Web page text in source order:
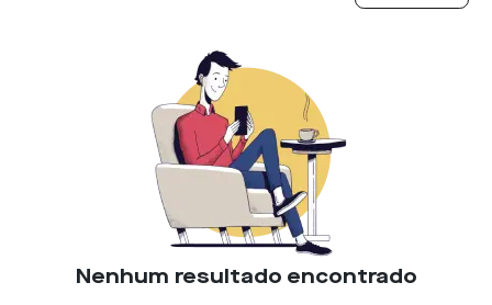
Nenhum resultado encontrado